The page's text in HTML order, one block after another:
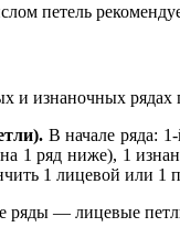
петель
и изнаночных рядах
В начале ряда:
1 ряд ниже), 1
1 лицевой или
ряды — лицевые